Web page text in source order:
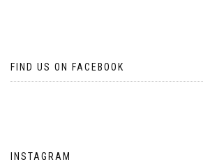
FIND US ON FACEBOOK
INSTAGRAM